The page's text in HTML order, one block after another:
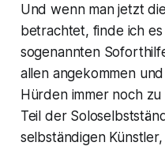
Und wenn man jetzt
betrachtet, finde ich
sogenannten
allen angekommen
Hürden immer noch
Teil der
selbständigen